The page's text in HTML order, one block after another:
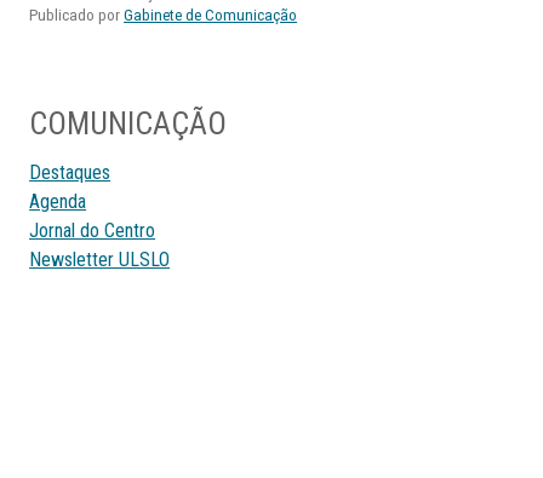
Publicado porGabinete de Comunicação
COMUNICAÇÃO
Destaques
Agenda
Jornal do Centro
Newsletter ULSLO